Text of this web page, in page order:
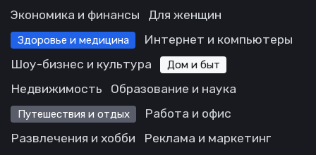
Экономика и финансы
Для женщин
Здоровье и медицина
Интернет и компьютеры
Шоу-бизнес и культура
Дом и быт
Недвижимость Образование и наука
Путешествия и отдых
Работа и офис
Развлечения и хобби
Реклама и маркетинг